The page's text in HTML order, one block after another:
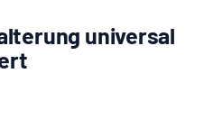
universal